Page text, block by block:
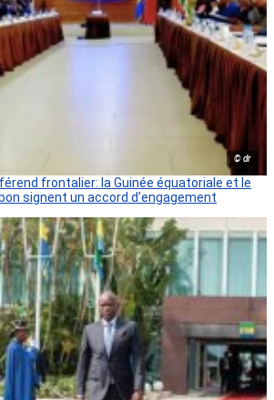
© dr
frontalier: la Guinée équatoriale et le
signent un accord d’engagement